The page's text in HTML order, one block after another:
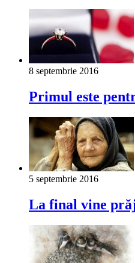
8 septembrie 2016
Primul este
5 septembrie 2016
La final vine